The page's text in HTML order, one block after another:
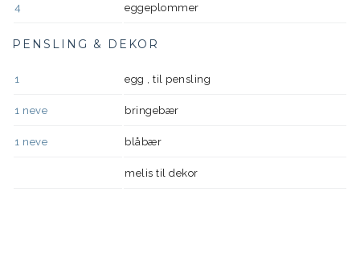
4 eggeplommer
PENSLING & DEKOR
1 egg , til pensling
1 neve bringebær
1 neve blåbær
melis til dekor